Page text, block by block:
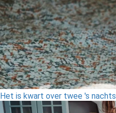
Het is kwart over twee 's nachts